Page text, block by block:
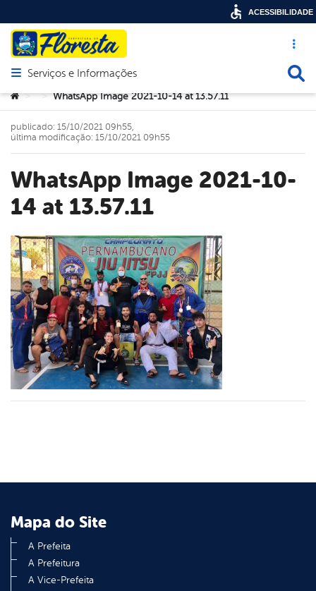
Acesso
Abrir menu principal de navegação
Serviços e Informações
Você está aqui:
> > WhatsApp Image 2021-10-14 at 13.57.11
WhatsApp Image 2021-10-
14 at 13.57.11
publicado: 15/10/2021 09h55,
última modificação: 15/10/2021 09h55
Mapa do Site
A Prefeita
A Prefeitura
A Vice-Prefeita
ACESSIBILIDADE